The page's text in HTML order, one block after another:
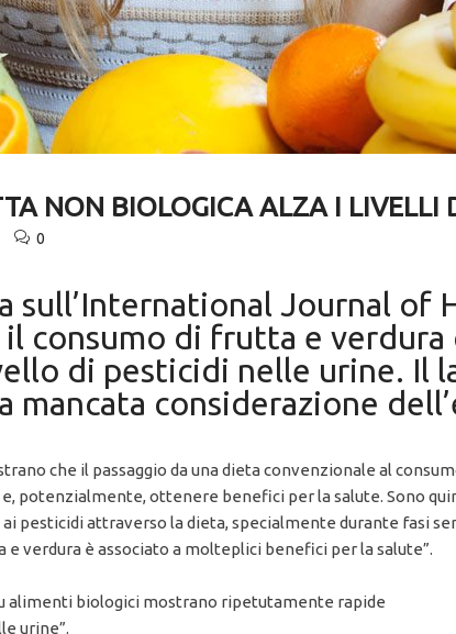
NON BIOLOGICA ALZA I LIVELLI
0
sull’International Journal of
consumo di frutta e
di pesticidi nelle urine. Il
mancata considerazione
che il passaggio da una dieta convenzionale al
potenzialmente, ottenere benefici per la salute. Sono
pesticidi attraverso la dieta, specialmente durante fasi
verdura è associato a molteplici benefici per la salute”.
alimenti biologici mostrano ripetutamente rapide
urine”.